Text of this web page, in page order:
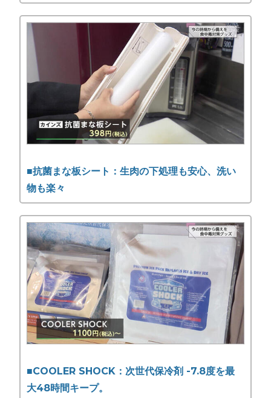
■抗菌まな板シート：生肉の下処理も安心、洗い
物も楽々
■COOLER SHOCK：次世代保冷剤 -7.8度を最
大48時間キープ。